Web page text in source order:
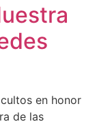
en honor
de las